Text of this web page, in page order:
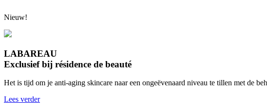
Nieuw!
LABAREAU
Exclusief bij résidence de beauté
Het is tijd om je anti-aging skincare naar een ongeëvenaard niveau te tillen met de
Lees verder